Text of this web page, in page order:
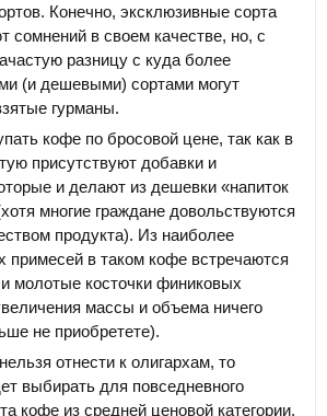
Конечно, эксклюзивные сорта
сомнений в своем качестве, но, с
разницу с куда более
(и дешевыми) сортами могут
гурманы.
кофе по бросовой цене, так как в
присутствуют добавки и
и делают из дешевки «напиток
многие граждане довольствуются
продукта). Из наиболее
примесей в таком кофе встречаются
молотые косточки финиковых
массы и объема ничего
не приобретете).
отнести к олигархам, то
выбирать для повседневного
кофе из средней ценовой категории.